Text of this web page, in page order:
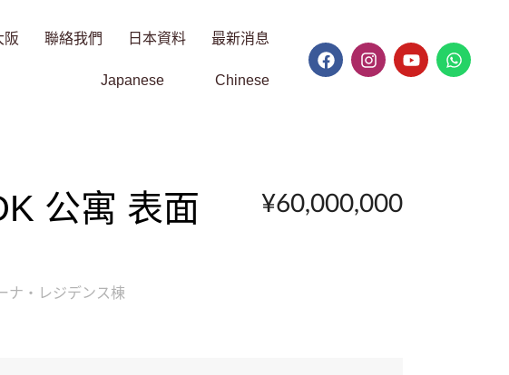
阪 聯絡我們 日本資料 最新消息
Japanese Chinese
公寓 表面
ナ・レジデンス棟
¥60,000,000